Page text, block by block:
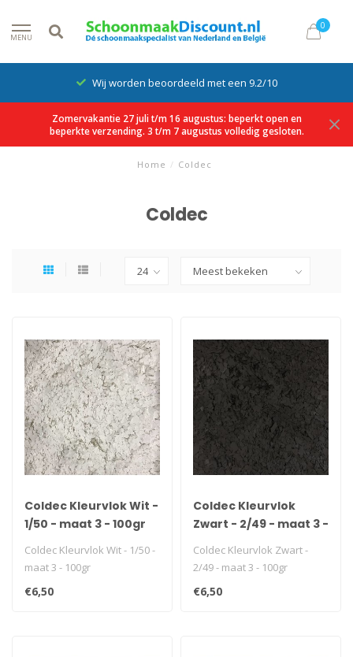
MENU
0
Wij worden beoordeeld met een 9.2/10
Zomervakantie 27 juli t/m 16 augustus: beperkt open en
beperkte verzending. 3 t/m 7 augustus volledig gesloten.
Home / Coldec
Coldec
Coldec Kleurvlok Wit -
1/50 - maat 3 - 100gr
Coldec Kleurvlok Wit - 1/50 -
maat 3 - 100gr
€6,50
Coldec Kleurvlok
Zwart - 2/49 - maat 3 -
100gr
Coldec Kleurvlok Zwart -
2/49 - maat 3 - 100gr
€6,50